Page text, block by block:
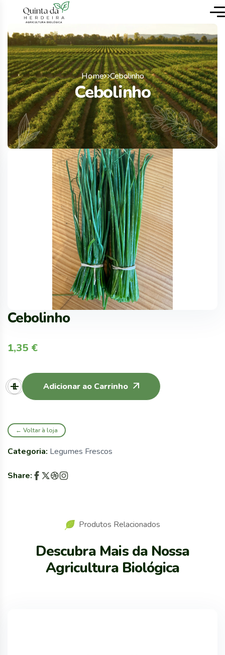
Home Cebolinho
Cebolinho
Cebolinho
1,35 €
Adicionar ao Carrinho
← Voltar à loja
Categoria: Legumes Frescos
Share:
Produtos Relacionados
Descubra Mais da Nossa
Agricultura Biológica